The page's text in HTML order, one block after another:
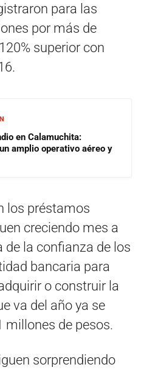
para las
por más de
superior con
en Calamuchita:
amplio operativo aéreo y
los préstamos
creciendo mes a
de la confianza de los
bancaria para
o construir la
va del año ya se
millones de pesos.
sorprendiendo